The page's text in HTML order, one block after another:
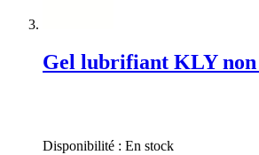
Gel lubrifiant KLY
Disponibilité : En stock